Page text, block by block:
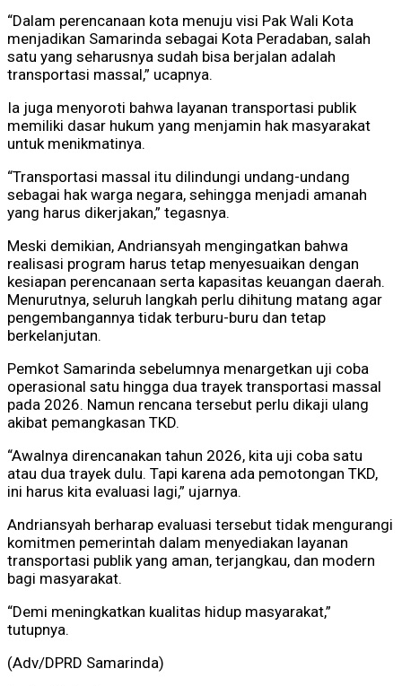
“Dalam perencanaan kota menuju visi Pak Wali Kota
menjadikan Samarinda sebagai Kota Peradaban, salah
satu yang seharusnya sudah bisa berjalan adalah
transportasi massal,” ucapnya.
Ia juga menyoroti bahwa layanan transportasi publik
memiliki dasar hukum yang menjamin hak masyarakat
untuk menikmatinya.
“Transportasi massal itu dilindungi undang-undang
sebagai hak warga negara, sehingga menjadi amanah
yang harus dikerjakan,” tegasnya.
Meski demikian, Andriansyah mengingatkan bahwa
realisasi program harus tetap menyesuaikan dengan
kesiapan perencanaan serta kapasitas keuangan daerah.
Menurutnya, seluruh langkah perlu dihitung matang agar
pengembangannya tidak terburu-buru dan tetap
berkelanjutan.
Pemkot Samarinda sebelumnya menargetkan uji coba
operasional satu hingga dua trayek transportasi massal
pada 2026. Namun rencana tersebut perlu dikaji ulang
akibat pemangkasan TKD.
“Awalnya direncanakan tahun 2026, kita uji coba satu
atau dua trayek dulu. Tapi karena ada pemotongan TKD,
ini harus kita evaluasi lagi,” ujarnya.
Andriansyah berharap evaluasi tersebut tidak mengurangi
komitmen pemerintah dalam menyediakan layanan
transportasi publik yang aman, terjangkau, dan modern
bagi masyarakat.
“Demi meningkatkan kualitas hidup masyarakat,”
tutupnya.
(Adv/DPRD Samarinda)